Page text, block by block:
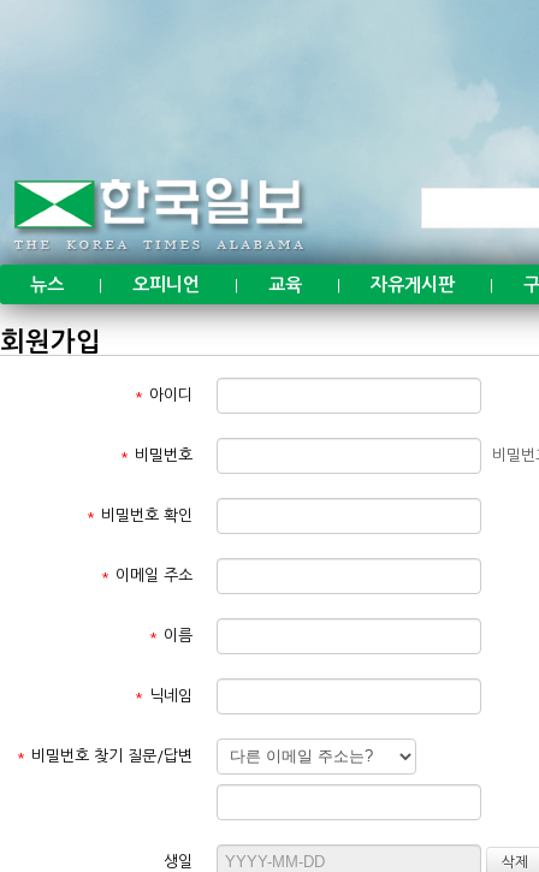
뉴스 오피니언 교육 자유게시판
회원가입
* 아이디
* 비밀번호 비밀
* 비밀번호 확인
* 이메일 주소
* 이름
* 닉네임
* 비밀번호 찾기 질문/답변
생일